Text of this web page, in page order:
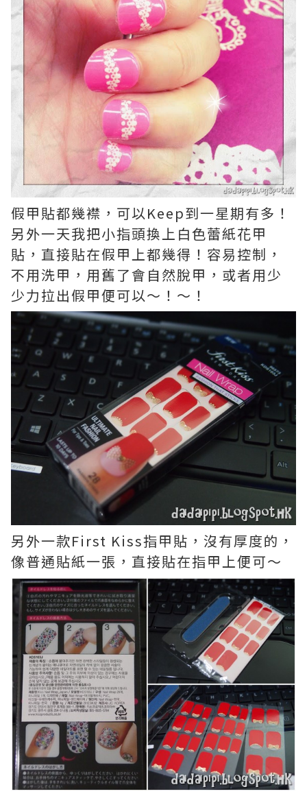
假甲貼都幾襟，可以Keep到一星期有多！
另外一天我把小指頭換上白色蕾紙花甲
貼，直接貼在假甲上都幾得！容易控制，
不用洗甲，用舊了會自然脫甲，或者用少
少力拉出假甲便可以～！～！
另外一款First Kiss指甲貼，沒有厚度的，
像普通貼紙一張，直接貼在指甲上便可～